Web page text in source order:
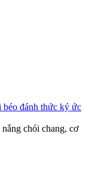
béo đánh thức ký ức
chói chang, cơ